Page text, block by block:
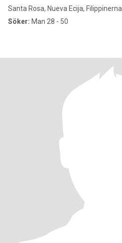
Santa Rosa, Nueva Ecija, Filippinerna
Söker: Man 28 - 50